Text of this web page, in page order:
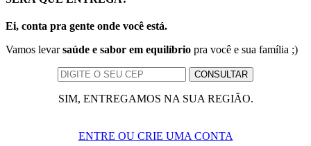
Ei, conta pra gente onde você está.
Vamos levarsaúde e sabor em equilíbrio pra você e sua família ;)
SIM, ENTREGAMOS NA SUA REGIÃO.
ENTRE OU CRIE UMA CONTA